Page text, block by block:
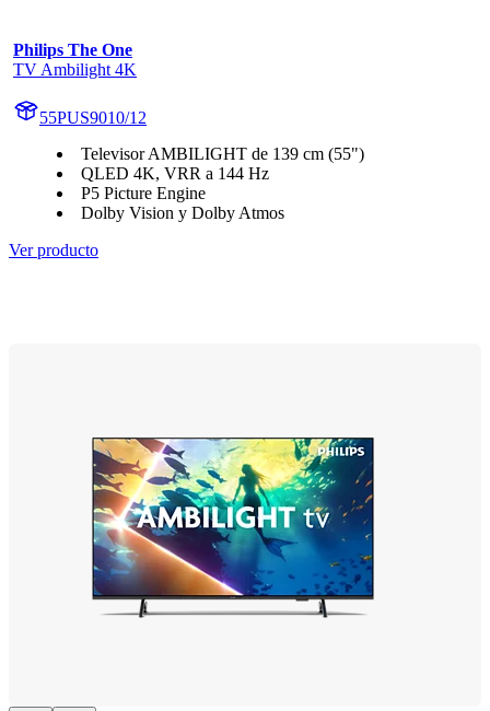
Philips The One
TV Ambilight 4K
55PUS9010/12
Televisor AMBILIGHT de 139 cm (55")
QLED 4K, VRR a 144 Hz
P5 Picture Engine
Dolby Vision y Dolby Atmos
Ver producto